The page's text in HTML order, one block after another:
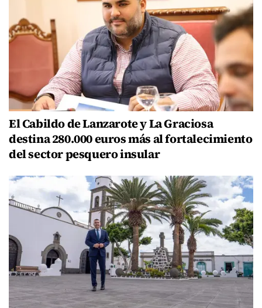
El Cabildo de Lanzarote y La Graciosa
destina 280.000 euros más al fortalecimiento
del sector pesquero insular